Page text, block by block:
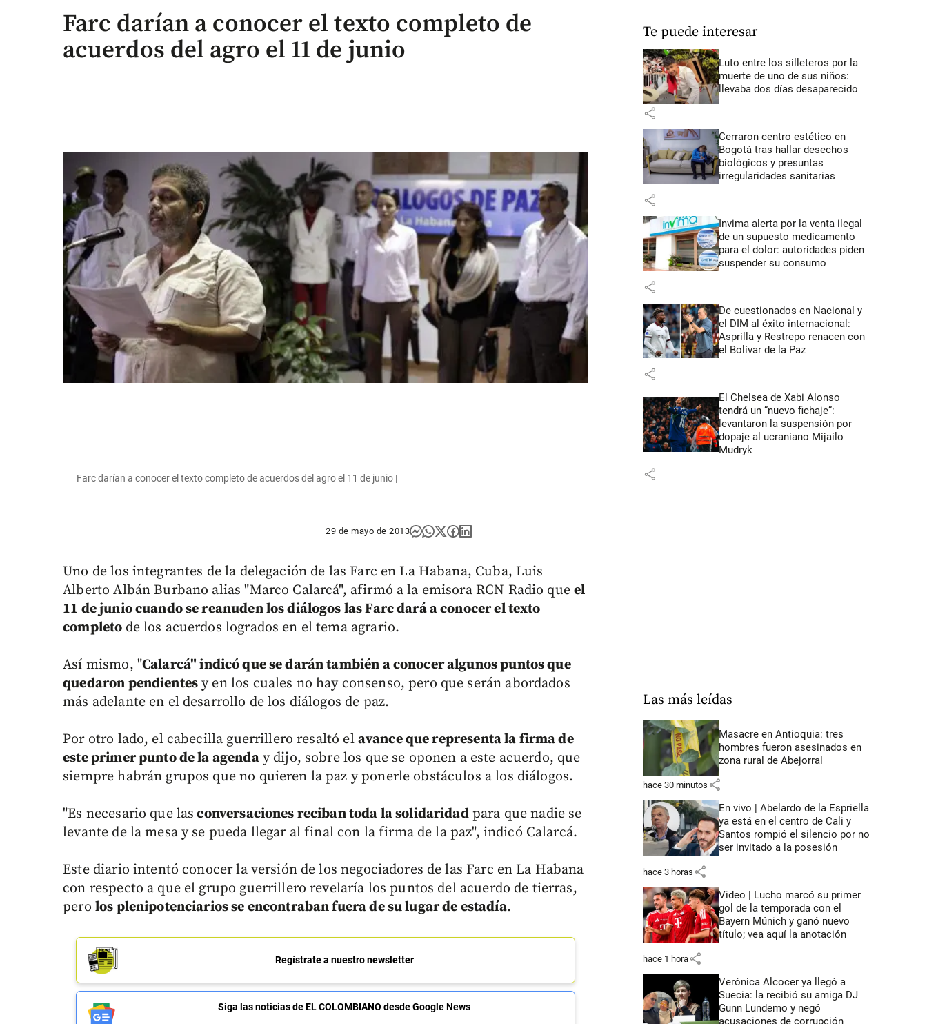
Farc darían a conocer el texto completo de
acuerdos del agro el 11 de junio
Farc darían a conocer el texto completo de acuerdos del agro el 11 de junio |
29 de mayo de 2013
Uno de los integrantes de la delegación de las Farc en La Habana, Cuba, Luis
Alberto Albán Burbano alias "Marco Calarcá", afirmó a la emisora RCN Radio queel
11 de junio cuando se reanuden los diálogos las Farc dará a conocer el texto
completo de los acuerdos logrados en el tema agrario.
Así mismo, "Calarcá" indicó que se darán también a conocer algunos puntos que
quedaron pendientes y en los cuales no hay consenso, pero que serán abordados
más adelante en el desarrollo de los diálogos de paz.
Por otro lado, el cabecilla guerrillero resaltó el avance que representa la firma de
este primer punto de la agenday dijo, sobre los que se oponen a este acuerdo, que
siempre habrán grupos que no quieren la paz y ponerle obstáculos a los diálogos.
"Es necesario que las conversaciones reciban toda la solidaridadpara que nadie se
levante de la mesa y se pueda llegar al final con la firma de la paz", indicó Calarcá.
Este diario intentó conocer la versión de los negociadores de las Farc en La Habana
con respecto a que el grupo guerrillero revelaría los puntos del acuerdo de tierras,
pero los plenipotenciarios se encontraban fuera de su lugar de estadía.
Regístrate a nuestro newsletter
Siga las noticias de EL COLOMBIANO desde Google News
Te puede interesar
Luto entre los silleteros por la
muerte de uno de sus niños:
llevaba dos días desaparecido
share
Cerraron centro estético en
Bogotá tras hallar desechos
biológicos y presuntas
irregularidades sanitarias
share
Invima alerta por la venta ilegal
de un supuesto medicamento
para el dolor: autoridades piden
suspender su consumo
share
De cuestionados en Nacional y
el DIM al éxito internacional:
Asprilla y Restrepo renacen con
el Bolívar de la Paz
share
El Chelsea de Xabi Alonso
tendrá un “nuevo fichaje”:
levantaron la suspensión por
dopaje al ucraniano Mijailo
Mudryk
share
Las más leídas
Masacre en Antioquia: tres
hombres fueron asesinados en
zona rural de Abejorral
hace 30 minutos share
En vivo | Abelardo de la Espriella
ya está en el centro de Cali y
Santos rompió el silencio por no
ser invitado a la posesión
hace 3 horas share
Video | Lucho marcó su primer
gol de la temporada con el
Bayern Múnich y ganó nuevo
título; vea aquí la anotación
hace 1 hora share
Verónica Alcocer ya llegó a
Suecia: la recibió su amiga DJ
Gunn Lundemo y negó
acusaciones de corrupción